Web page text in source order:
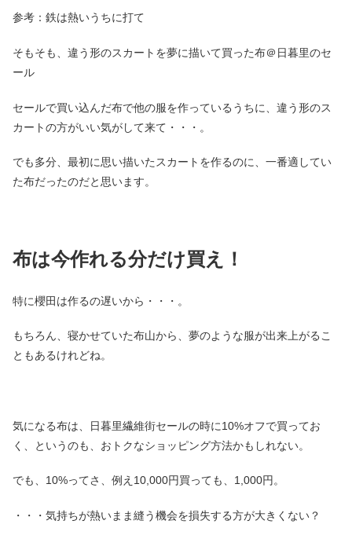
参考：鉄は熱いうちに打て
そもそも、違う形のスカートを夢に描いて買った布＠日暮里のセ
ール
セールで買い込んだ布で他の服を作っているうちに、違う形のス
カートの方がいい気がして来て・・・。
でも多分、最初に思い描いたスカートを作るのに、一番適してい
た布だったのだと思います。
布は今作れる分だけ買え！
特に櫻田は作るの遅いから・・・。
もちろん、寝かせていた布山から、夢のような服が出来上がるこ
ともあるけれどね。
気になる布は、日暮里繊維街セールの時に10%オフで買ってお
く、というのも、おトクなショッピング方法かもしれない。
でも、10%ってさ、例え10,000円買っても、1,000円。
・・・気持ちが熱いまま縫う機会を損失する方が大きくない？